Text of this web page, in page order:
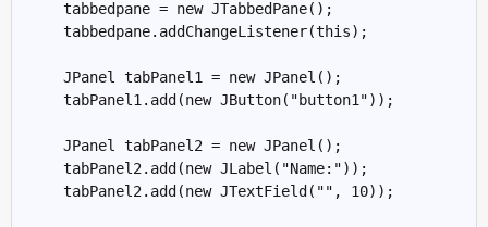
    tabbedpane = new JTabbedPane();
    tabbedpane.addChangeListener(this);
    JPanel tabPanel1 = new JPanel();
    tabPanel1.add(new JButton("button1"));
    JPanel tabPanel2 = new JPanel();
    tabPanel2.add(new JLabel("Name:"));
    tabPanel2.add(new JTextField("", 10));